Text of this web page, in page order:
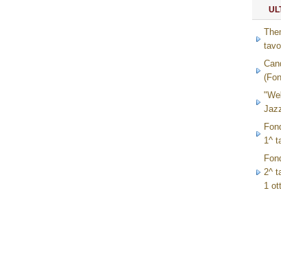
1^
2^
1